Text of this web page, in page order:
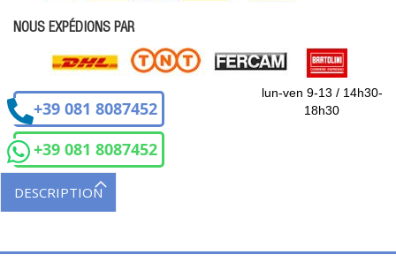
NOUS EXPÉDIONS PAR
+39 081 8087452
+39 081 8087452
lun-ven 9-13 / 14h30-
18h30
DESCRIPTION